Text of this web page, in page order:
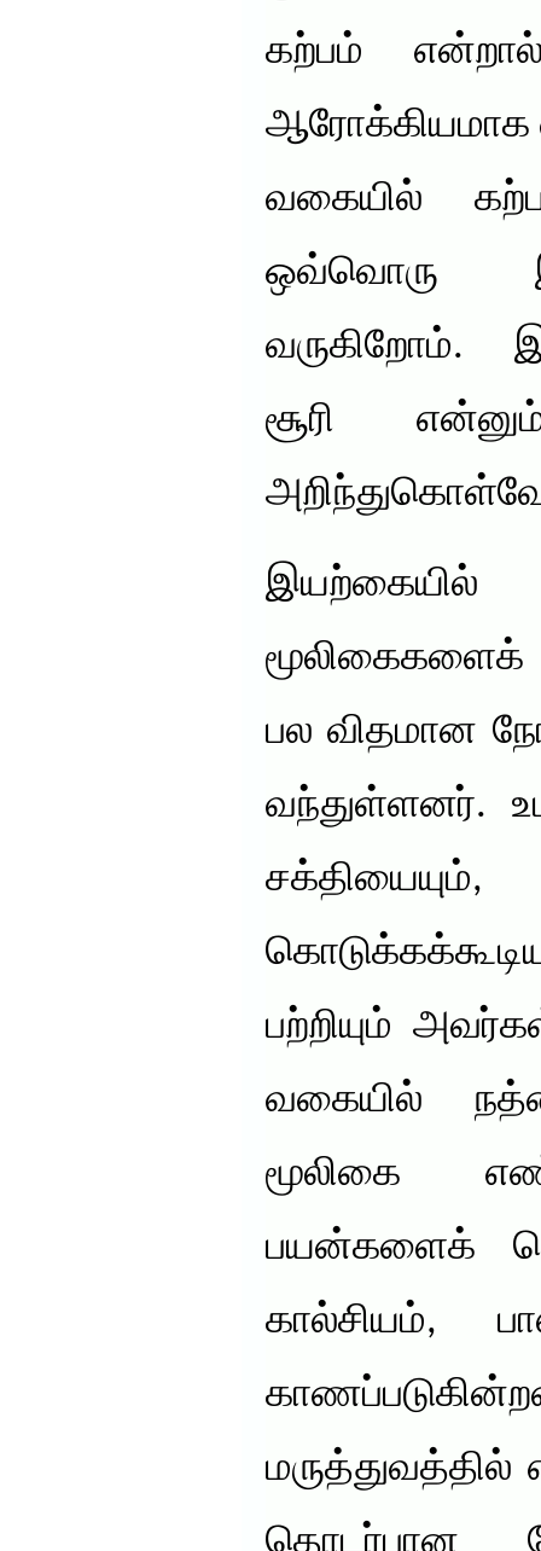
கற்பம்
ஆரோக்கியமாக
வகையில்
ஒவ்வொரு
வருகிறோம்.
சூரி
பல விதமான
வந்துள்ளனர்.
பற்றியும்
வகையில்
மூலிகை
பயன்களைக்
கால்சியம்,
மருத்துவத்தில்